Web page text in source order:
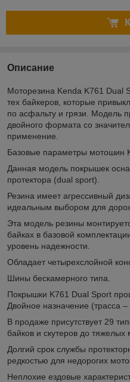
Описание
Моторезина Kenda K761 Dual
тех байкеров, которые
по асфальту и грязи. Модель
двойного формата со
применение.
Базовые параметры мотошин
Данная модель покрышек
протектора (dual sport).
Резина имеет агрессивный
идеальным выбором для
Эта модель резины
байках в базовой
уровень надежности.
Обладает четырехслойной
Шины бескамерного типа.
Покрышки K761 Dual Sport
Двойное назначение (трасса –
В продаже присутствует 29
байков и скутеров до тяжелых
Долгий срок службы
редкостью для недорогих
Неплохие ездовые